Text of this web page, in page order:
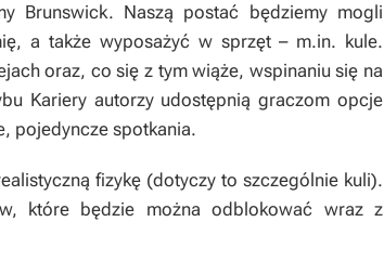
Brunswick. Naszą postać będziemy mogli
a także wyposażyć w sprzęt – m.in. kule.
oraz, co się z tym wiąże, wspinaniu się na
Kariery autorzy udostępnią graczom opcje
pojedyncze spotkania.
fizykę (dotyczy to szczególnie kuli).
które będzie można odblokować wraz z